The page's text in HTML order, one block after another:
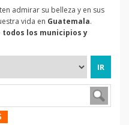
admirar su belleza y en sus
vida en Guatemala.
todos los municipios y